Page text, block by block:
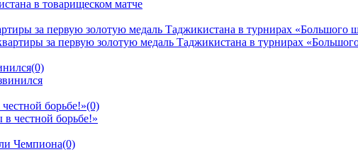
за первую золотую медаль Таджикистана в турнирах «Большого
(0)
борьбе!»(0)
Чемпиона(0)